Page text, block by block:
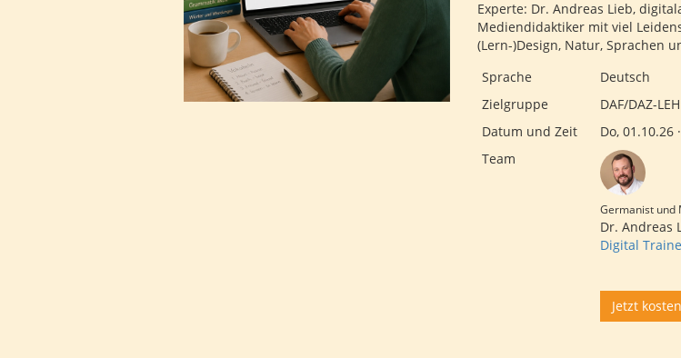
Experte: Dr. Andreas Lieb,
Mediendidaktiker mit viel
(Lern-)Design, Natur, Sprachen
Sprache
Deutsch
Zielgruppe
DAF/DAZ-
Datum und Zeit
Do, 01.10.26
Team
Germanist und
Dr. Andreas
Digital
Jetzt